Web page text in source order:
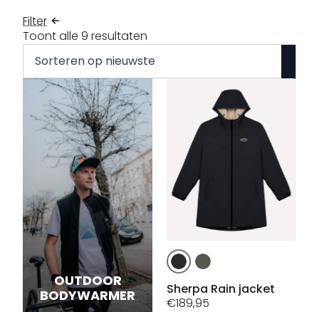
Filter
Toont alle 9 resultaten
nieuwste
OUTDOOR
BODYWARMER
Dit
product
heeft
meerdere
Sherpa Rain jacket
€189,95